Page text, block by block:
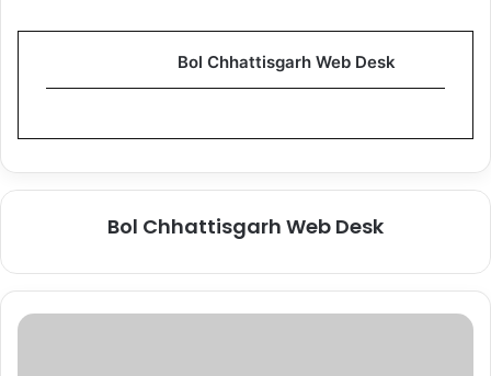
Bol Chhattisgarh Web Desk
Bol Chhattisgarh Web Desk